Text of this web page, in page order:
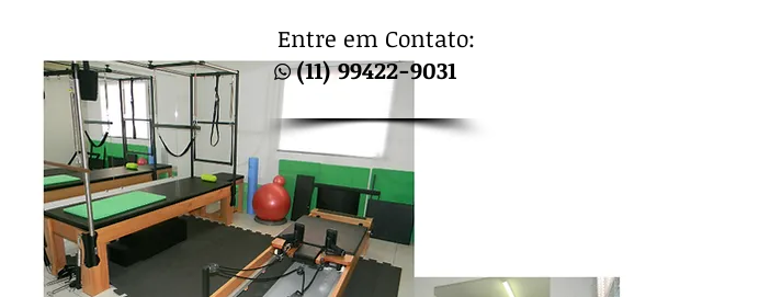
Entre em Contato:
(11) 99422-9031